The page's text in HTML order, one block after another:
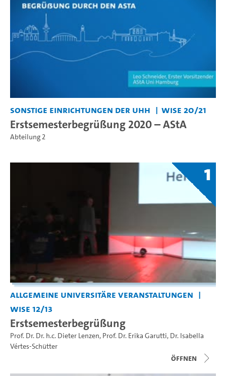
Sonstige Einrichtungen der UHH WiSe 20/21
Erstsemesterbegrüßung 2020 – AStA
Abteilung 2
1
Allgemeine universitäre Veranstaltungen
WiSe 12/13
Erstsemesterbegrüßung
Prof. Dr. Dr. h.c. Dieter Lenzen, Prof. Dr. Erika Garutti, Dr. Isabella
Vértes-Schütter
Öffnen